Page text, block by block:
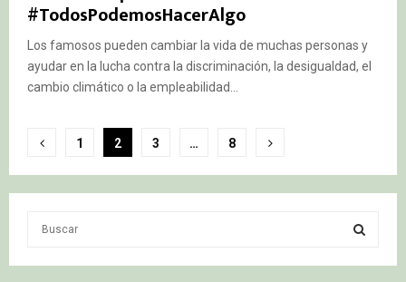
#TodosPodemosHacerAlgo
Los famosos pueden cambiar la vida de muchas personas y
ayudar en la lucha contra la discriminación, la desigualdad, el
cambio climático o la empleabilidad...
Paginación
de
entradas
1 2 3 … 8
S